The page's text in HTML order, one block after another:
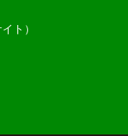
ト）